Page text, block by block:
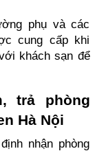
phụ và các
cung cấp khi
khách sạn để
trả phòng
Hà Nội
nhận phòng